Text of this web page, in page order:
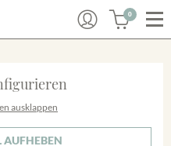
0
ausklappen